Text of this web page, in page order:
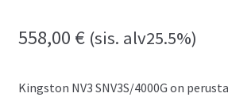
558,00 €(sis. alv25.5%)
Kingston NV3 SNV3S/4000G on